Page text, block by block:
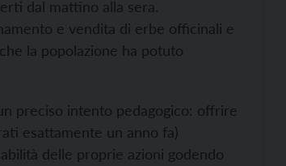
dal mattino alla sera.
e vendita di erbe officinali e
la popolazione ha potuto
preciso intento pedagogico: offrire
esattamente un anno fa)
delle proprie azioni godendo